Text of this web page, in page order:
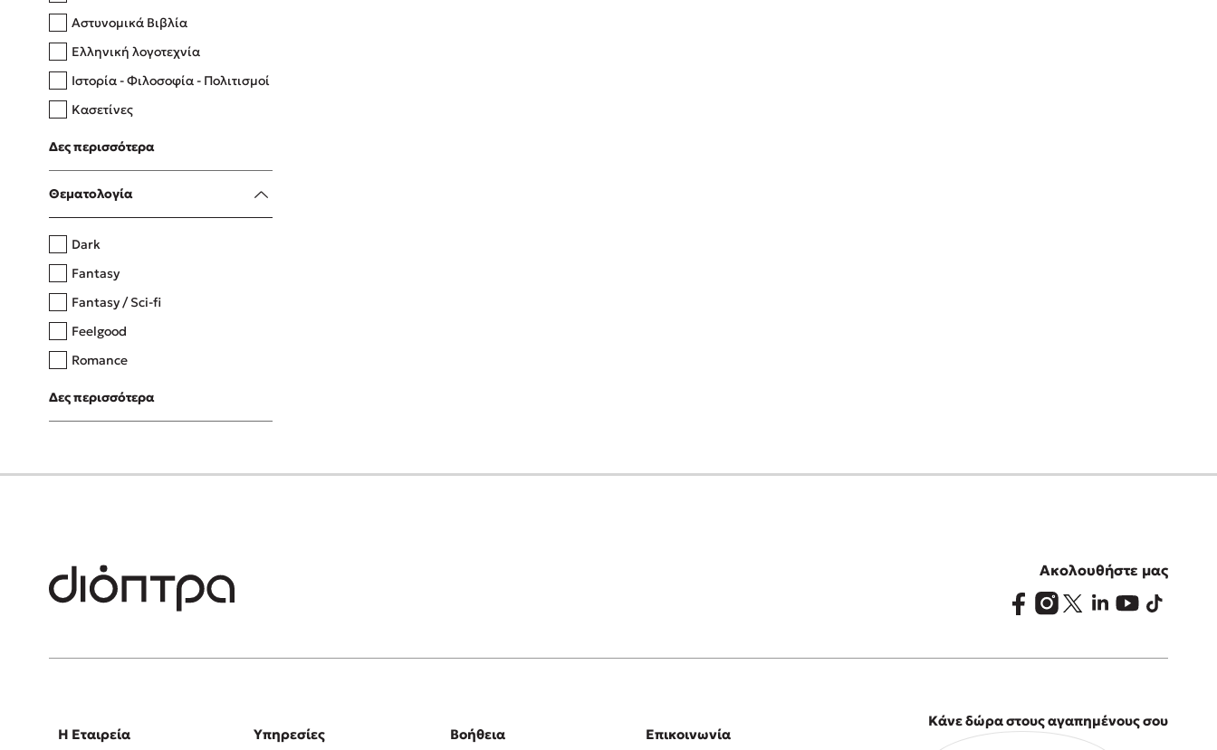
Δανάη Δεληγεώργη
Πάνω, κάτω, μπροστά, πίσω
Η μέθοδος Αφήστε τους
Αστυνομικά Βιβλία
Ελληνική λογοτεχνία
Ιστορία - Φιλοσοφία - Πολιτισμοί
Κασετίνες
Λευκώματα - Έγχρωμοι οδηγοί
Μαγειρική
Δες περισσότερα
Θεματολογία
Dark
Fantasy
Fantasy / Sci-fi
Feelgood
Romance
Upmarket
Young Adult
Δες περισσότερα
Ακολουθήστε μας
Η Εταιρεία Υπηρεσίες Βοήθεια Επικοινωνία
Κάνε δώρα στους αγαπημένους σου